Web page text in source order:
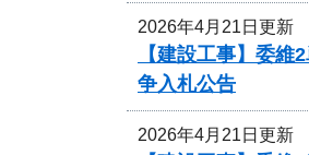
2026年4月21日更新
【建設工事】委
争入札公告
2026年4月21日更新